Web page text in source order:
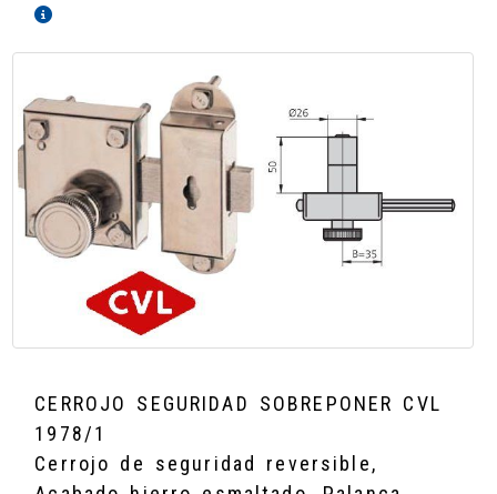
CERROJO SEGURIDAD SOBREPONER CVL
1978/1
Cerrojo de seguridad reversible,